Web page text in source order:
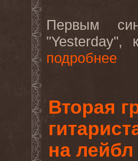
Первым
подробнее
Вторая
на